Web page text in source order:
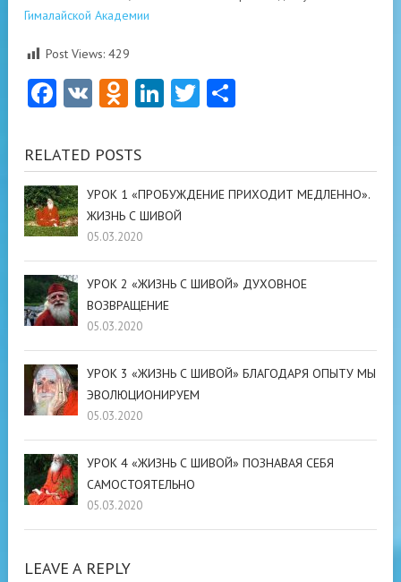
Гималайской Академии
Post Views: 429
Facebook
VK Odnoklassniki
LinkedIn
Twitter
RELATED POSTS
УРОК 1 «ПРОБУЖДЕНИЕ ПРИХОДИТ МЕДЛЕННО».
ЖИЗНЬ С ШИВОЙ
05.03.2020
УРОК 2 «ЖИЗНЬ С ШИВОЙ» ДУХОВНОЕ
ВОЗВРАЩЕНИЕ
05.03.2020
УРОК 3 «ЖИЗНЬ С ШИВОЙ» БЛАГОДАРЯ ОПЫТУ МЫ
ЭВОЛЮЦИОНИРУЕМ
05.03.2020
УРОК 4 «ЖИЗНЬ С ШИВОЙ» ПОЗНАВАЯ СЕБЯ
САМОСТОЯТЕЛЬНО
05.03.2020
LEAVE A REPLY